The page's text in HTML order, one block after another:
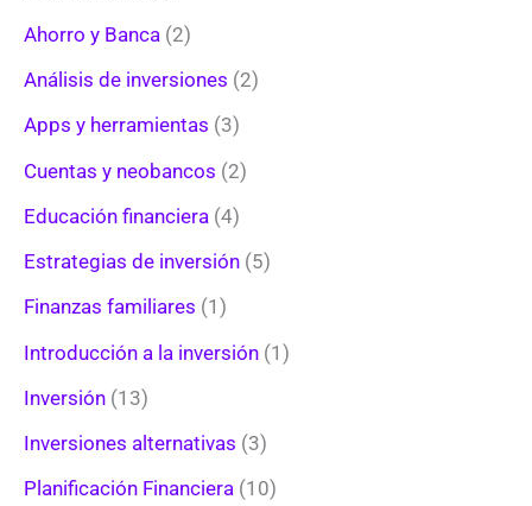
Ahorro y Banca (2)
Análisis de inversiones (2)
Apps y herramientas (3)
Cuentas y neobancos (2)
Educación financiera (4)
Estrategias de inversión (5)
Finanzas familiares (1)
Introducción a la inversión (1)
Inversión (13)
Inversiones alternativas (3)
Planificación Financiera (10)